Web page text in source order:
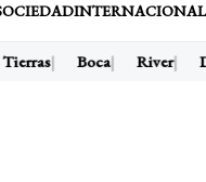
Boca River